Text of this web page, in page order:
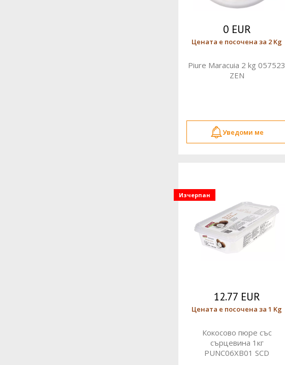
0 EUR
Цената е посочена за 2 Kg
Piure Maracuia 2 kg 057523
ZEN
Уведоми ме
Изчерпан
12.77 EUR
Цената е посочена за 1 Kg
Кокосово пюре със
сърцевина 1кг
PUNC06XB01 SCD